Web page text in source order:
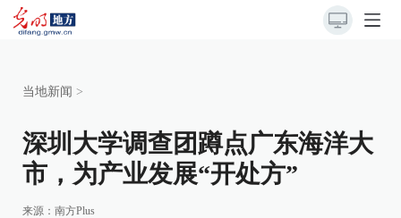
当地新闻 >
深圳大学调查团蹲点广东海洋大
市，为产业发展“开处方”
来源：南方Plus